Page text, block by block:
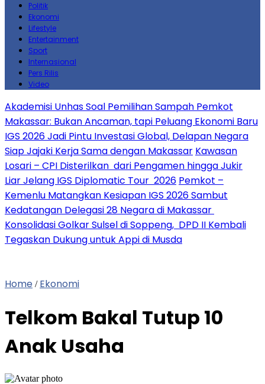
Politik
Ekonomi
Lifestyle
Entertainment
Sport
Internasional
Pers Rilis
Video
Akademisi Unhas Soal Pemilihan Sampah Pemkot
Makassar: Bukan Ancaman, tapi Peluang Ekonomi Baru
IGS 2026 Jadi Pintu Investasi Global, Delapan Negara
Siap Jajaki Kerja Sama dengan Makassar Kawasan
Losari – CPI Disterilkan dari Pengamen hingga Jukir
Liar Jelang IGS Diplomatic Tour 2026 Pemkot –
Kemenlu Matangkan Kesiapan IGS 2026 Sambut
Kedatangan Delegasi 28 Negara di Makassar
Konsolidasi Golkar Sulsel di Soppeng, DPD II Kembali
Tegaskan Dukung untuk Appi di Musda
Home / Ekonomi
Telkom Bakal Tutup 10
Anak Usaha